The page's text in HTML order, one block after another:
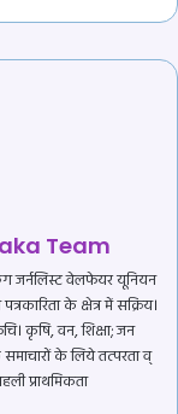
Team
जर्नलिस्ट वेलफेयर यूनियन
के क्षेत्र में सक्रिय।
कृषि, वन, शिक्षा; जन
के लिये तत्परता व्
प्राथमिकता